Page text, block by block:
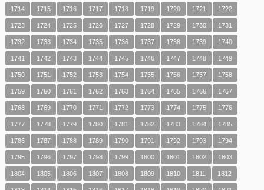
1714 1715 1716 1717 1718 1719 1720 1721 1722
1723 1724 1725 1726 1727 1728 1729 1730 1731
1732 1733 1734 1735 1736 1737 1738 1739 1740
1741 1742 1743 1744 1745 1746 1747 1748 1749
1750 1751 1752 1753 1754 1755 1756 1757 1758
1759 1760 1761 1762 1763 1764 1765 1766 1767
1768 1769 1770 1771 1772 1773 1774 1775 1776
1777 1778 1779 1780 1781 1782 1783 1784 1785
1786 1787 1788 1789 1790 1791 1792 1793 1794
1795 1796 1797 1798 1799 1800 1801 1802 1803
1804 1805 1806 1807 1808 1809 1810 1811 1812